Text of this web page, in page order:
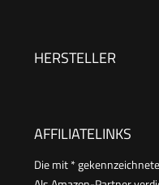
HERSTELLER
AFFILIATELINKS
Die mit *